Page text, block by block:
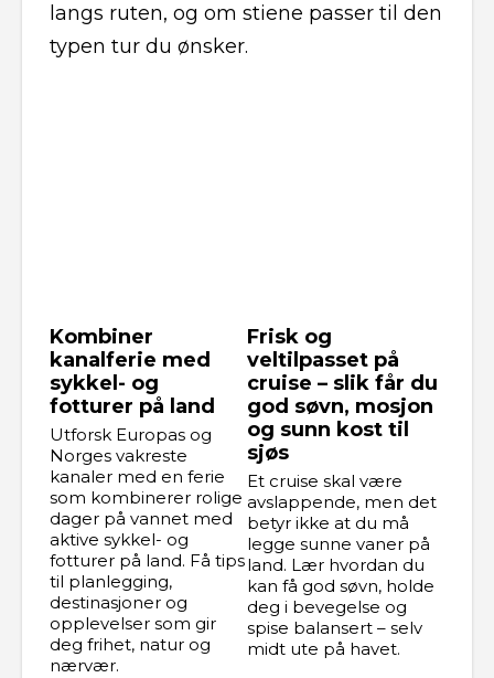
langs ruten, og om stiene passer til den
typen tur du ønsker.
Kombiner
kanalferie med
sykkel- og
fotturer på land
Utforsk Europas og
Norges vakreste
kanaler med en ferie
som kombinerer rolige
dager på vannet med
aktive sykkel- og
fotturer på land. Få tips
til planlegging,
destinasjoner og
opplevelser som gir
deg frihet, natur og
nærvær.
Frisk og
veltilpasset på
cruise – slik får du
god søvn, mosjon
og sunn kost til
sjøs
Et cruise skal være
avslappende, men det
betyr ikke at du må
legge sunne vaner på
land. Lær hvordan du
kan få god søvn, holde
deg i bevegelse og
spise balansert – selv
midt ute på havet.